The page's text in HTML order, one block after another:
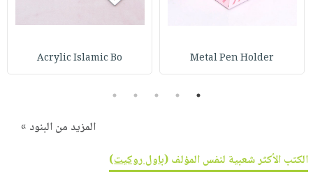
Metal Pen Holder
Acrylic Islamic Bo
1
2
3
4
5
المزيد من البنود »
الكتب الأكثر شعبية لنفس المؤلف (باول روكيت)